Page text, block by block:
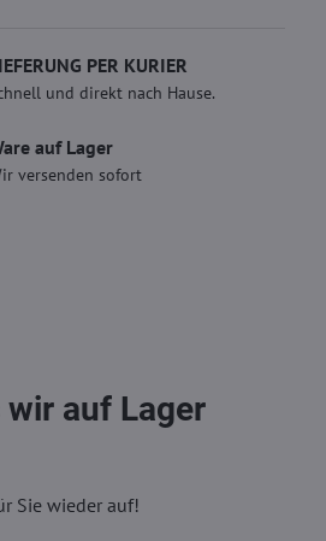
PER KURIER
und direkt nach Hause.
auf Lager
versenden sofort
auf Lager
Sie wieder auf!